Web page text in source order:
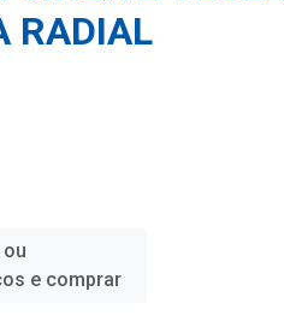
RADIAL
e comprar